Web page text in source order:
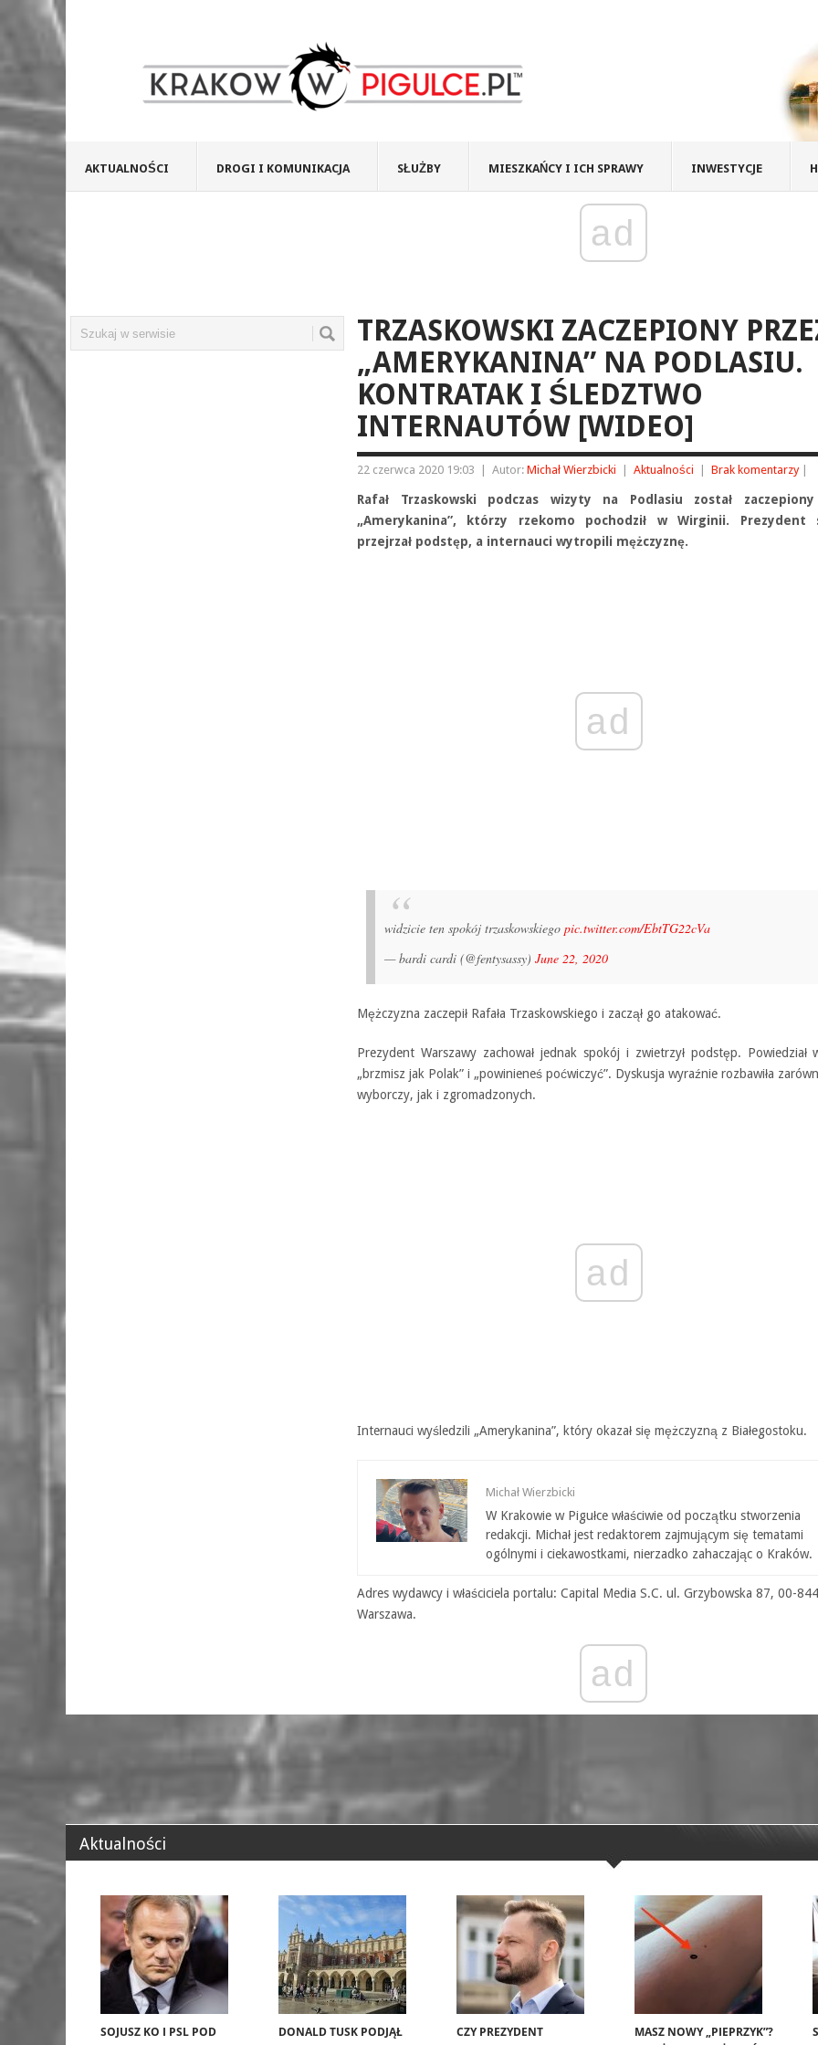
AKTUALNOŚCI DROGI I KOMUNIKACJA SŁUŻBY MIESZKAŃCY I ICH SPRAWY INWESTYCJE
ad
TRZASKOWSKI ZACZEPIONY
„AMERYKANINA” NA PODLASIU.
KONTRATAK I ŚLEDZTWO
INTERNAUTÓW [WIDEO]
22 czerwca 2020 19:03 Autor: Michał Wierzbicki Aktualności Brak komentarzy
Rafał Trzaskowski podczas wizyty na Podlasiu został
„Amerykanina”, którzy rzekomo pochodził w Wirginii. Prezydent
przejrzał podstęp, a internauci wytropili mężczyznę.
ad
widzicie ten spokój trzaskowskiego pic.twitter.com/EbtTG22cVa
— bardi cardi (@fentysassy) June 22, 2020
Mężczyzna zaczepił Rafała Trzaskowskiego i zaczął go atakować.
Prezydent Warszawy zachował jednak spokój i zwietrzył podstęp. Powiedział
„brzmisz jak Polak” i „powinieneś poćwiczyć”. Dyskusja wyraźnie rozbawiła
wyborczy, jak i zgromadzonych.
ad
Internauci wyśledzili „Amerykanina”, który okazał się mężczyzną z Białegostoku.
Michał Wierzbicki
W Krakowie w Pigułce właściwie od początku stworzenia
redakcji. Michał jest redaktorem zajmującym się tematami
ogólnymi i ciekawostkami, nierzadko zahaczając o Kraków.
Adres wydawcy i właściciela portalu: Capital Media S.C. ul. Grzybowska 87, 00-844
Warszawa.
ad
Aktualności
SOJUSZ KO I PSL POD
DONALD TUSK PODJĄŁ
CZY PREZYDENT
MASZ NOWY „PIEPRZYK”?